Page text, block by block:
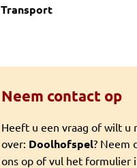
Transport
Neem contact op
Heeft u een vraag of wilt u
over: Doolhofspel? Neem
ons op of vul het formulier